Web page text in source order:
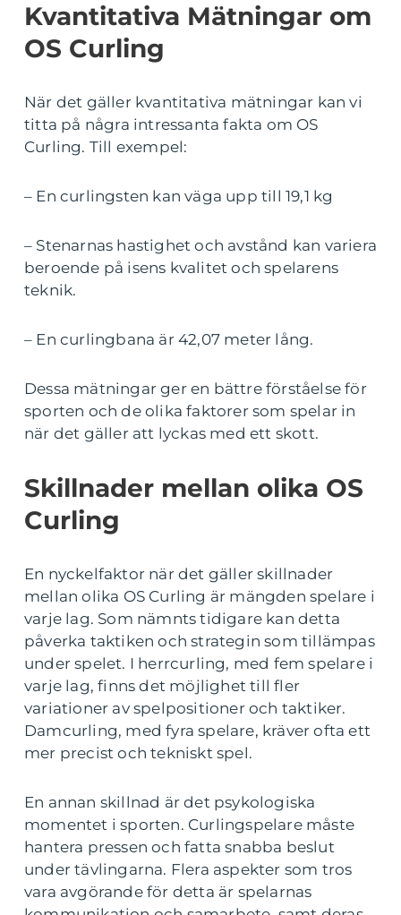
Kvantitativa Mätningar om
OS Curling
När det gäller kvantitativa mätningar kan vi
titta på några intressanta fakta om OS
Curling. Till exempel:
– En curlingsten kan väga upp till 19,1 kg
– Stenarnas hastighet och avstånd kan variera
beroende på isens kvalitet och spelarens
teknik.
– En curlingbana är 42,07 meter lång.
Dessa mätningar ger en bättre förståelse för
sporten och de olika faktorer som spelar in
när det gäller att lyckas med ett skott.
Skillnader mellan olika OS
Curling
En nyckelfaktor när det gäller skillnader
mellan olika OS Curling är mängden spelare i
varje lag. Som nämnts tidigare kan detta
påverka taktiken och strategin som tillämpas
under spelet. I herrcurling, med fem spelare i
varje lag, finns det möjlighet till fler
variationer av spelpositioner och taktiker.
Damcurling, med fyra spelare, kräver ofta ett
mer precist och tekniskt spel.
En annan skillnad är det psykologiska
momentet i sporten. Curlingspelare måste
hantera pressen och fatta snabba beslut
under tävlingarna. Flera aspekter som tros
vara avgörande för detta är spelarnas